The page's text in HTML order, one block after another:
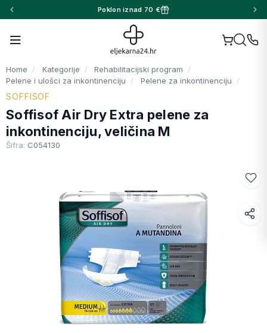
Poklon iznad 70 €
Home Kategorije
Rehabilitacijski program
Pelene i ulošci za inkontinenciju
Pelene za inkontinenciju
SOFFISOF
Soffisof Air Dry Extra pelene za
inkontinenciju, veličina M
Šifra: C054130
Facebook
WhatsApp
X (Twitter)
Email
Kopiraj link